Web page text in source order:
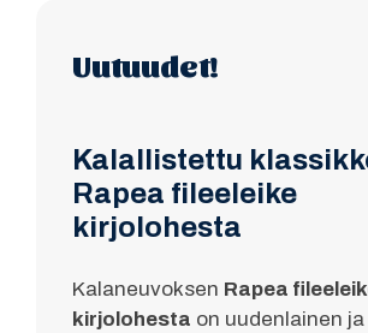
Uutuudet!
Kalallistettu
Rapea fileeleike
kirjolohesta
Kalaneuvoksen Rapea
kirjolohesta on uudenlainen